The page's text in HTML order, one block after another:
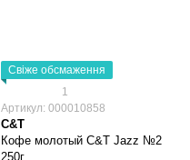
Свіже обсмаження
1
Артикул: 000010858
C&T
Кофе молотый C&T Jazz №2
250г